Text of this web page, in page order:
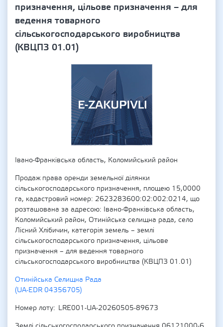
призначення, цільове призначення – для
ведення товарного
сільськогосподарського виробництва
(КВЦПЗ 01.01)
Івано-Франківська область, Коломийський район
Продаж права оренди земельної ділянки
сільськогосподарського призначення, площею 15,0000
га, кадастровий номер: 2623283600:02:002:0214, що
розташована за адресою: Івано-Франківська область,
Коломийський район, Отинійська селищна рада, село
Лісний Хлібичин, категорія земель – землі
сільськогосподарського призначення, цільове
призначення – для ведення товарного
сільськогосподарського виробництва (КВЦПЗ 01.01)
Отинійська Селищна Рада
(UA-EDR 04356705)
Номер лоту
LRE001-UA-20260505-89673